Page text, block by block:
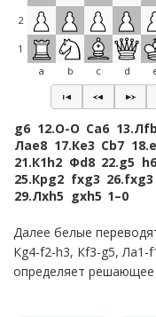
2
1
a
b c d
g6 12.O-O Сa6 13.
Лae8 17.Кe3 Сb7 18.
21.К1h2 Фd8 22.g5 h6
25.Крg2 fxg3 26.fxg3
29.Лxh5 gxh5 1–0
Далее белые
Кg4-f2-h3, Кf3-g5, Лa1-
определяет